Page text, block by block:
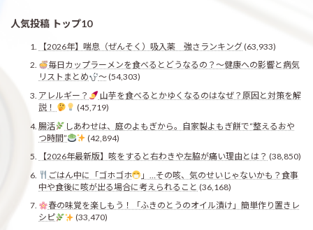
人気投稿 トップ10
【2026年】喘息（ぜんそく）吸入薬 強さランキング(63,933)
毎日カップラーメンを食べるとどうなるの？〜健康への影響と病気
リストまとめ
〜(54,303)
アレルギー？
山芋を食べるとかゆくなるのはなぜ？原因と対策を解
説！
(45,719)
腸活
しあわせは、庭のよもぎから。自家製よもぎ餅で“整えるおや
つ時間”
(42,894)
【2026年最新版】咳をすると右わきや左脇が痛い理由とは？ (38,850)
ごはん中に「ゴホゴホ
」…その咳、気のせいじゃないかも？食事
中や食後に咳が出る場合に考えられること (36,168)
春の味覚を楽しもう！「ふきのとうのオイル漬け」簡単作り置きレ
シピ
(33,470)